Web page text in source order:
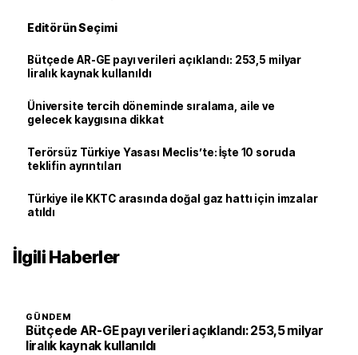
Editörün Seçimi
Bütçede AR-GE payı verileri açıklandı: 253,5 milyar
liralık kaynak kullanıldı
Üniversite tercih döneminde sıralama, aile ve
gelecek kaygısına dikkat
Terörsüz Türkiye Yasası Meclis’te: İşte 10 soruda
teklifin ayrıntıları
Türkiye ile KKTC arasında doğal gaz hattı için imzalar
atıldı
İlgili Haberler
GÜNDEM
Bütçede AR-GE payı verileri açıklandı: 253,5 milyar
liralık kaynak kullanıldı